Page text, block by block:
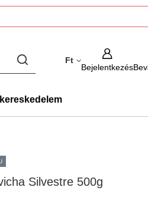
Ft
Bejelentkezés
Silvestre 500g